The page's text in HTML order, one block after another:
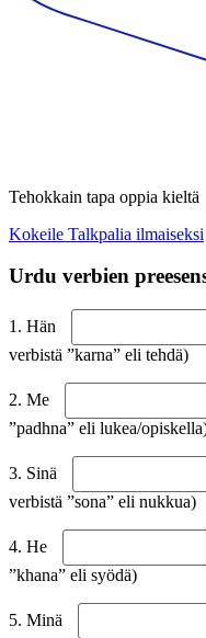
Tehokkain tapa oppia kieltä
Kokeile Talkpalia ilmaiseksi
Urdu verbien
1. Hän
verbistä ”karna” eli tehdä)
2. Me
”padhna” eli lukea/
3. Sinä
verbistä ”sona” eli nukkua)
4. He
”khana” eli syödä)
5. Minä